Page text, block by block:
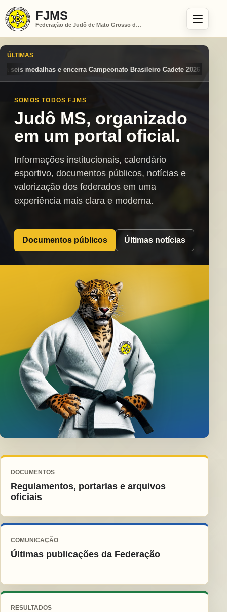
FJMS
Federação de Judô de Mato Grosso do Sul
ÚLTIMAS
Brasileiro Cadete 2026 entre os destaques nacionais Mato
SOMOS TODOS FJMS
Judô MS, organizado
em um portal oficial.
Informações institucionais, calendário
esportivo, documentos públicos, notícias e
valorização dos federados em uma
experiência mais clara e moderna.
Documentos públicos Últimas notícias
DOCUMENTOS
Regulamentos, portarias e arquivos
oficiais
COMUNICAÇÃO
Últimas publicações da Federação
RESULTADOS